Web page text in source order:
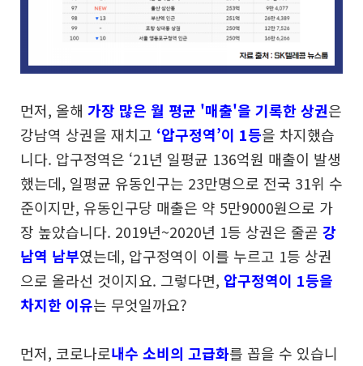
먼저, 올해 가장 많은 월 평균 '매출'을 기록한 상권은
강남역 상권을 재치고 ‘압구정역’이 1등을 차지했습
니다. 압구정역은 ‘21년 일평균 136억원 매출이 발생
했는데, 일평균 유동인구는 23만명으로 전국 31위 수
준이지만, 유동인구당 매출은 약 5만9000원으로 가
장 높았습니다. 2019년~2020년 1등 상권은 줄곧 강
남역 남부였는데, 압구정역이 이를 누르고 1등 상권
으로 올라선 것이지요. 그렇다면, 압구정역이 1등을
차지한 이유는 무엇일까요?
먼저, 코로나로내수 소비의 고급화를 꼽을 수 있습니